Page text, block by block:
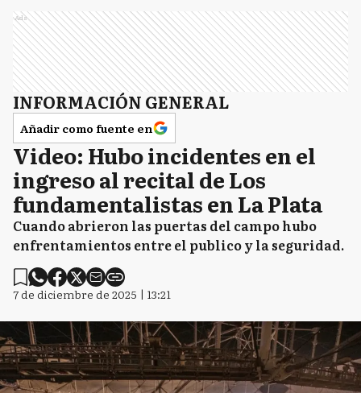
Ads
INFORMACIÓN GENERAL
Añadir como fuente en
Video: Hubo incidentes en el
ingreso al recital de Los
fundamentalistas en La Plata
Cuando abrieron las puertas del campo hubo
enfrentamientos entre el publico y la seguridad.
7 de diciembre de 2025 | 13:21